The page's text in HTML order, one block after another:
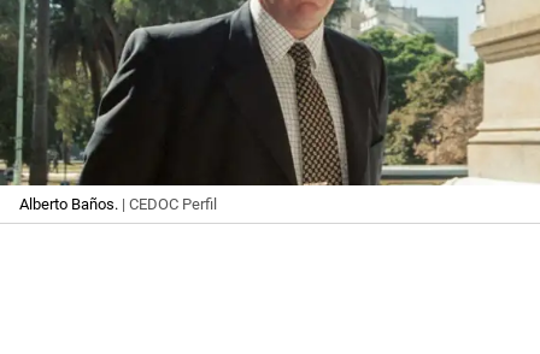
Alberto Baños. | CEDOC Perfil